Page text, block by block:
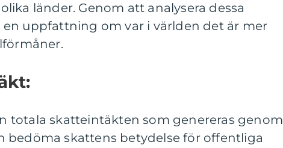
länder. Genom att analysera dessa
uppfattning om var i världen det är mer
totala skatteintäkten som genereras genom
bedöma skattens betydelse för offentliga